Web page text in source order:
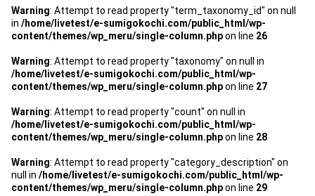
Warning: Attempt to read property "term_taxonomy_id" on null
in /home/livetest/e-sumigokochi.com/public_html/wp-
content/themes/wp_meru/single-column.phpon line 26
Warning: Attempt to read property "taxonomy" on null in
/home/livetest/e-sumigokochi.com/public_html/wp-
content/themes/wp_meru/single-column.phpon line 27
Warning: Attempt to read property "count" on null in
/home/livetest/e-sumigokochi.com/public_html/wp-
content/themes/wp_meru/single-column.phpon line 28
Warning: Attempt to read property "category_description" on
null in /home/livetest/e-sumigokochi.com/public_html/wp-
content/themes/wp_meru/single-column.phpon line 29
長期修繕カウンセリングサービス »
メルの防火管理者
無料よろづ相談
会社案内
会社概要